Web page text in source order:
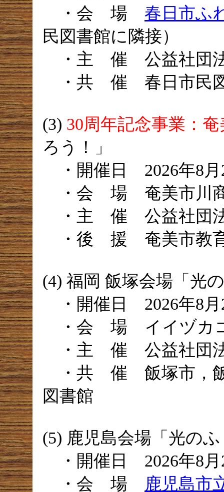
・会 場 春日市ふ
民図書館に隣接）
・主 催 公益社団法
・共 催 春日市民
(3) 30周年記念事業：
ろう！」
・開催日 2026年8月
・会 場 奄美市川商
・主 催 公益社団法
・後 援 奄美市教
(4) 福岡 飯塚会場「光
・開催日 2026年8月
・会 場 イイヅカコ
・主 催 公益社団法
・共 催 飯塚市，飯
図書館
(5) 鹿児島会場「光の
・開催日 2026年8月
・会 場
鹿児島市